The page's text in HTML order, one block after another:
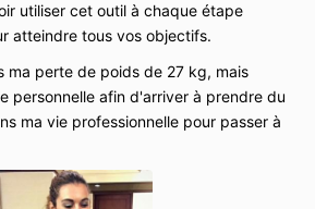
utiliser cet outil à chaque étape
atteindre tous vos objectifs.
ma perte de poids de 27 kg, mais
personnelle afin d'arriver à prendre du
ma vie professionnelle pour passer à